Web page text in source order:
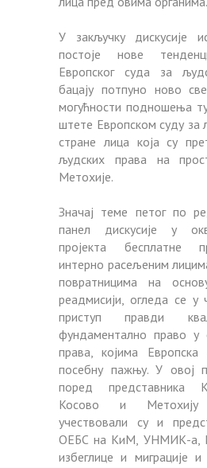
У закључку дискусије
постоје нове
Европског суда за
бацају потпуно ново
могућности подношења
штете Европском суду за
стране лица која су
људских права на
Метохије.
Значај теме петог по
панел дискусије у
пројекта бесплатне
интерно расељеним
повратницима на
реадмисији, огледа се
приступ правди
фундаментално право у
права, којима Европска
посебну пажњу. У овој
поред представника
Косово и Метохију
учествовали су и
ОЕБС на КиМ, УНМИК-а,
избеглице и миграције